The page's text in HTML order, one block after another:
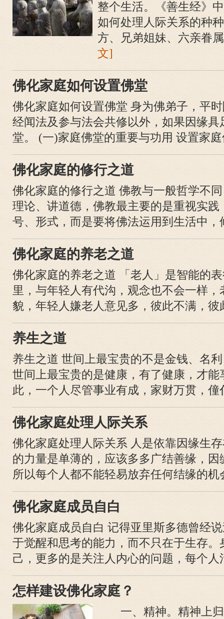
整个生活。《善生经》
如何处理人际关系的种
方、兄弟姐妹、六亲眷
文]
佛化家庭如何设置佛堂
佛化家庭如何设置佛堂 身为佛弟子，平
经闻法及参与法会共修以外，如果因缘
堂。 (一)家庭佛堂的重要与功用 设置家庭
佛化家庭的修行之道
佛化家庭的修行之道 佛教与一般哲学不
理论、讲道德，佛教最主要的是重视实
号、形式，而是要将佛法运用到生活中，
佛化家庭的养老之道
佛化家庭的养老之道 「老人」是智能的
里，与年轻人有代沟，观念也不会一样
貌，年轻人嫌老人意见多，彼此不满，彼
养生之道
养生之道 世间上最宝贵的不是金钱、名
世间上最宝贵的是健康，有了健康，才
此，一个人尽管事业有成，家财万贯，僮
佛化家庭处理人际关系
佛化家庭处理人际关系 人是依靠因缘生
的力量是单薄的，应该多多广结善缘，
所以每个人都不能轻易放弃任何结缘的机
佛化家庭成员自白
佛化家庭成员自白 记得亚里斯多德曾经
于觉醒和思考的能力，而不只在于生存
己，更多的是关注人内心的问题，每个人
怎样建设佛化家庭？
一、精神。精神上归